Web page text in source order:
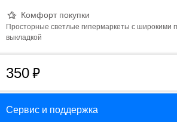
Комфорт покупки
Просторные светлые гипермаркеты с широкими
выкладкой
350
Сервис и поддержка